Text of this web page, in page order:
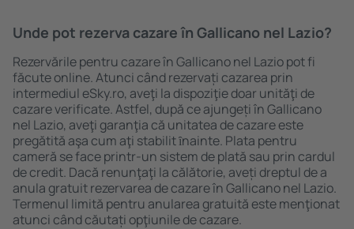
Unde pot rezerva cazare în Gallicano nel Lazio?
Rezervările pentru cazare în Gallicano nel Lazio pot fi
făcute online. Atunci când rezervați cazarea prin
intermediul eSky.ro, aveţi la dispoziţie doar unităţi de
cazare verificate. Astfel, după ce ajungeți în Gallicano
nel Lazio, aveţi garanţia că unitatea de cazare este
pregătită aşa cum aţi stabilit ȋnainte. Plata pentru
cameră se face printr-un sistem de plată sau prin cardul
de credit. Dacă renunţaţi la călătorie, aveți dreptul de a
anula gratuit rezervarea de cazare în Gallicano nel Lazio.
Termenul limită pentru anularea gratuită este menţionat
atunci când căutați opţiunile de cazare.